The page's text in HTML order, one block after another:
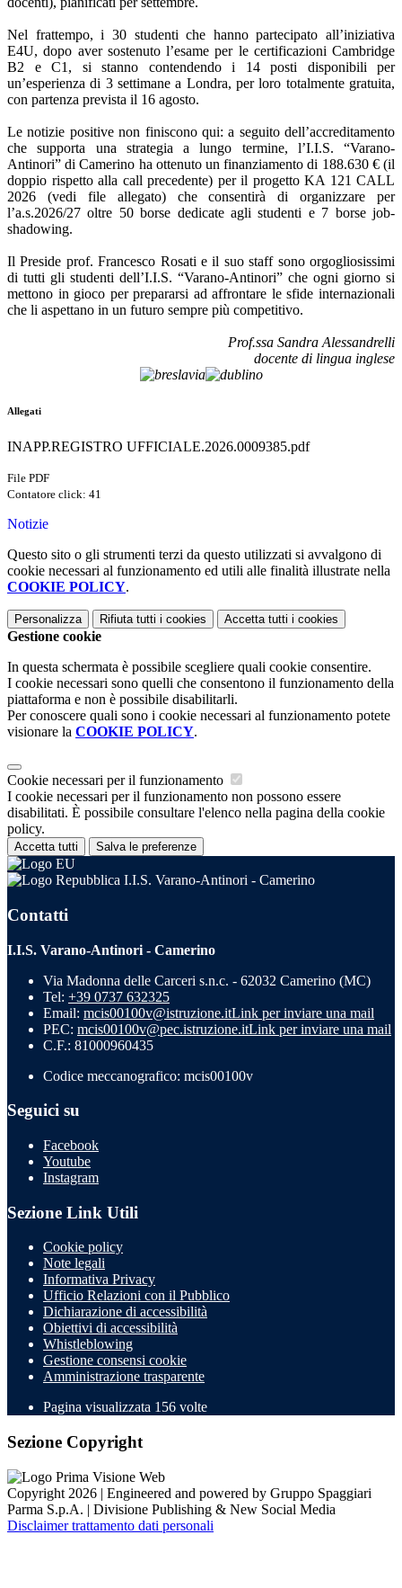
Nel frattempo, i 30 studenti che hanno partecipato all’iniziativa
E4U, dopo aver sostenuto l’esame per le certificazioni Cambridge
B2 e C1, si stanno contendendo i 14 posti disponibili per
un’esperienza di 3 settimane a Londra, per loro totalmente gratuita,
con partenza prevista il 16 agosto.
Le notizie positive non finiscono qui: a seguito dell’accreditamento
che supporta una strategia a lungo termine, l’I.I.S. “Varano-
Antinori” di Camerino ha ottenuto un finanziamento di 188.630 € (il
doppio rispetto alla call precedente) per il progetto KA 121 CALL
2026 (vedi file allegato) che consentirà di organizzare per
l’a.s.2026/27 oltre 50 borse dedicate agli studenti e 7 borse job-
shadowing.
Il Preside prof. Francesco Rosati e il suo staff sono orgogliosissimi
di tutti gli studenti dell’I.I.S. “Varano-Antinori” che ogni giorno si
mettono in gioco per prepararsi ad affrontare le sfide internazionali
che li aspettano in un futuro sempre più competitivo.
Prof.ssa Sandra Alessandrelli
docente di lingua inglese
Allegati
INAPP.REGISTRO UFFICIALE.2026.0009385.pdf
File PDF
Contatore click: 41
Notizie
Questo sito o gli strumenti terzi da questo utilizzati si avvalgono di
cookie necessari al funzionamento ed utili alle finalità illustrate nella
COOKIE POLICY.
Personalizza Rifiuta tutti i cookies Accetta tutti i cookies
Gestione cookie
In questa schermata è possibile scegliere quali cookie consentire.
I cookie necessari sono quelli che consentono il funzionamento della
piattaforma e non è possibile disabilitarli.
Per conoscere quali sono i cookie necessari al funzionamento potete
visionare la COOKIE POLICY.
Cookie necessari per il funzionamento
I cookie necessari per il funzionamento non possono essere
disabilitati. È possibile consultare l'elenco nella pagina della cookie
policy.
Accetta tutti Salva le preferenze
I.I.S. Varano-Antinori - Camerino
Contatti
I.I.S. Varano-Antinori - Camerino
Via Madonna delle Carceri s.n.c. - 62032 Camerino (MC)
Tel: +39 0737 632325
Email: mcis00100v@istruzione.itLink per inviare una mail
PEC: mcis00100v@pec.istruzione.itLink per inviare una mail
C.F.: 81000960435
Codice meccanografico: mcis00100v
Seguici su
Facebook
Youtube
Instagram
Sezione Link Utili
Cookie policy
Note legali
Informativa Privacy
Ufficio Relazioni con il Pubblico
Dichiarazione di accessibilità
Obiettivi di accessibilità
Whistleblowing
Gestione consensi cookie
Amministrazione trasparente
Pagina visualizzata 156 volte
Sezione Copyright
Copyright 2026 | Engineered and powered by Gruppo Spaggiari
Parma S.p.A. | Divisione Publishing & New Social Media
Disclaimer trattamento dati personali